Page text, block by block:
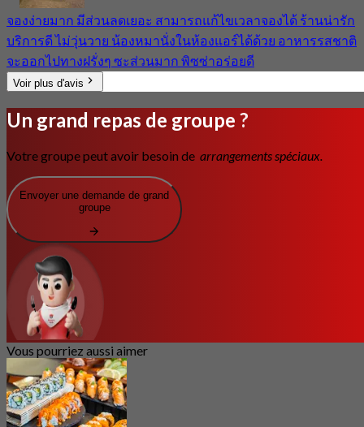
จองง่ายมาก มีส่วนลดเยอะ สามารถแก้ไขเวลาจองได้ ร้านน่ารัก
บริการดี ไม่วุ่นวาย น้องหมานั่งในห้องแอร์ได้ด้วย อาหารรสชาติ
จะออกไปทางฝรั่งๆ ซะส่วนมาก พิซซ่าอร่อยดี
Voir plus d'avis
Un grand repas de groupe ?
Votre groupe peut avoir besoin de arrangements spéciaux.
Envoyer une demande de grand
groupe
Vous pourriez aussi aimer